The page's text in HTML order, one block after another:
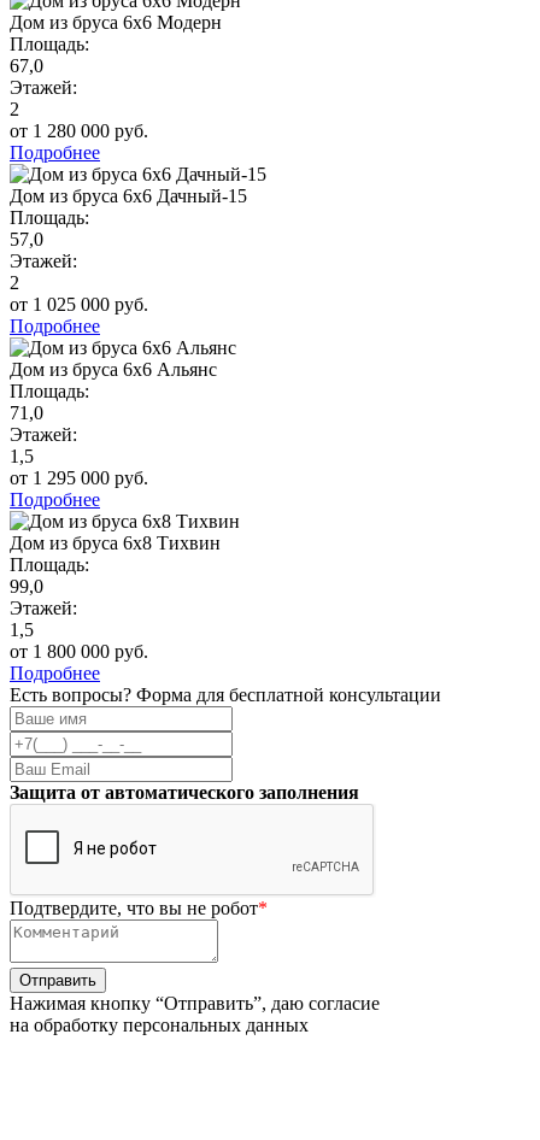
Дом из бруса 6х6 Модерн
Площадь:
67,0
Этажей:
2
от 1 280 000 руб.
Подробнее
Дом из бруса 6х6 Дачный-15
Площадь:
57,0
Этажей:
2
от 1 025 000 руб.
Подробнее
Дом из бруса 6х6 Альянс
Площадь:
71,0
Этажей:
1,5
от 1 295 000 руб.
Подробнее
Дом из бруса 6х8 Тихвин
Площадь:
99,0
Этажей:
1,5
от 1 800 000 руб.
Подробнее
Есть вопросы? Форма для бесплатной консультации
Защита от автоматического заполнения
Подтвердите, что вы не робот*
Нажимая кнопку “Отправить”, даю согласие
на обработку персональных данных